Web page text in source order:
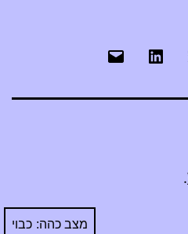
Twitter
LinkedIn
.
מצב כהה: